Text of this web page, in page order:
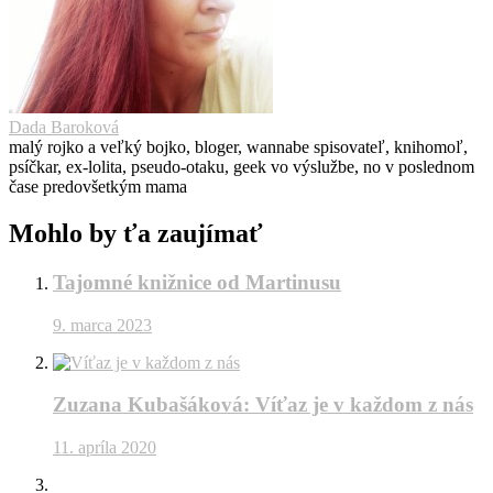
Dada Baroková
malý rojko a veľký bojko, bloger, wannabe spisovateľ, knihomoľ,
psíčkar, ex-lolita, pseudo-otaku, geek vo výslužbe, no v poslednom
čase predovšetkým mama
Mohlo by ťa zaujímať
Tajomné knižnice od Martinusu
9. marca 2023
Zuzana Kubašáková: Víťaz je v každom z nás
11. apríla 2020